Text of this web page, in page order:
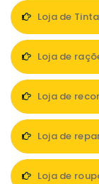
Loja de
Loja de
Loja de
Loja de
Loja de